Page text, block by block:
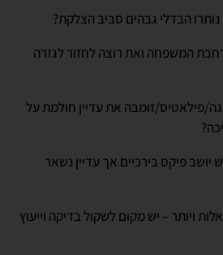
המשפחה ואת רוצה לחזור לגזרה
פילאטיס/זומבה את עדיין חולמת על
יושב פיקס בירכיים אך עדיין נשאר
ויותר – יש מקום לשקול בדיקה וייעוץ